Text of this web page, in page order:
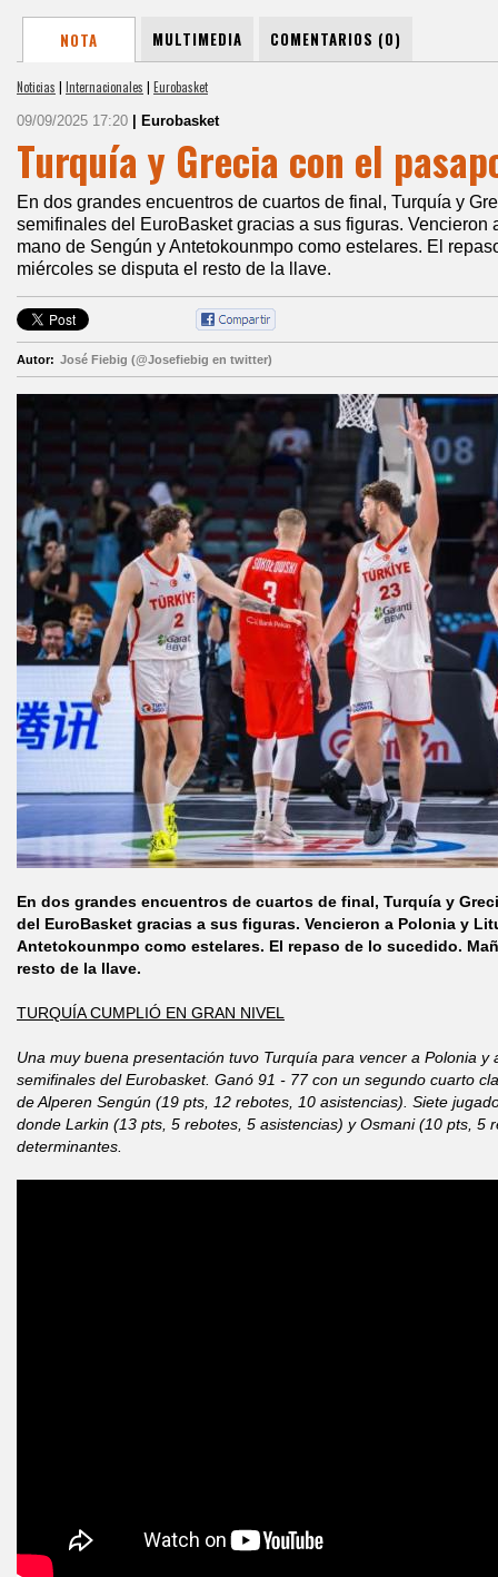
NOTA MULTIMEDIA COMENTARIOS (0)
Noticias | Internacionales | Eurobasket
09/09/2025 17:20 | Eurobasket
Turquía y Grecia con el
En dos grandes encuentros de cuartos de final, Turquía y
semifinales del EuroBasket gracias a sus figuras. Vencieron
mano de Sengún y Antetokounmpo como estelares. El
miércoles se disputa el resto de la llave.
Autor: José Fiebig (@Josefiebig en twitter)
En dos grandes encuentros de cuartos de final, Turquía y
del EuroBasket gracias a sus figuras. Vencieron a Polonia y
Antetokounmpo como estelares. El repaso de lo sucedido.
resto de la llave.
TURQUÍA CUMPLIÓ EN GRAN NIVEL
Una muy buena presentación tuvo Turquía para vencer a Polonia y
semifinales del Eurobasket. Ganó 91 - 77 con un segundo cuarto
de Alperen Sengún (19 pts, 12 rebotes, 10 asistencias). Siete
donde Larkin (13 pts, 5 rebotes, 5 asistencias) y Osmani (10 pts, 5
determinantes.